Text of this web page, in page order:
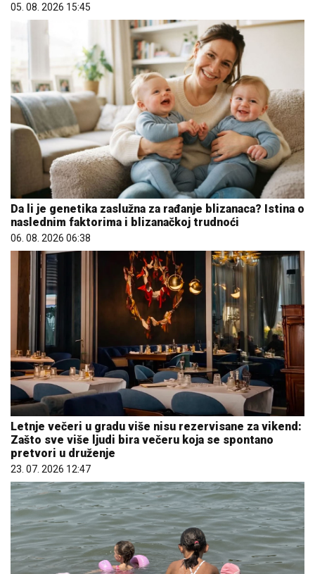
05. 08. 2026 15:45
Da li je genetika zaslužna za rađanje blizanaca? Istina o
naslednim faktorima i blizanačkoj trudnoći
06. 08. 2026 06:38
Letnje večeri u gradu više nisu rezervisane za vikend:
Zašto sve više ljudi bira večeru koja se spontano
pretvori u druženje
23. 07. 2026 12:47